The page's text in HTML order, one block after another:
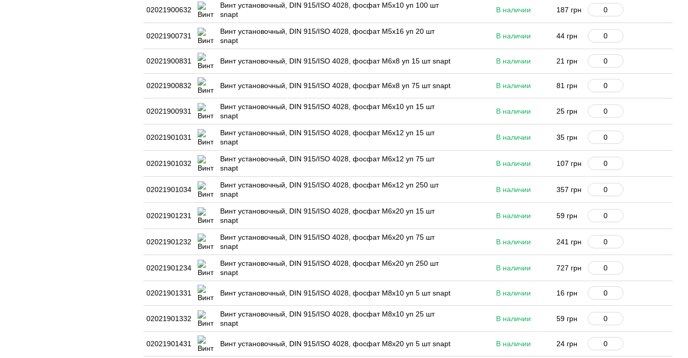
02021900632
Винт установочный, DIN 915/ISO 4028, фосфат M5x10 уп 100 шт
snapt
В наличии 187 грн
02021900731
Винт установочный, DIN 915/ISO 4028, фосфат M5x16 уп 20 шт
snapt
В наличии 44 грн
02021900831 Винт установочный, DIN 915/ISO 4028, фосфат M6x8 уп 15 шт snapt В наличии 21 грн
02021900832 Винт установочный, DIN 915/ISO 4028, фосфат M6x8 уп 75 шт snapt В наличии 81 грн
02021900931
Винт установочный, DIN 915/ISO 4028, фосфат M6x10 уп 15 шт
snapt
В наличии 25 грн
02021901031
Винт установочный, DIN 915/ISO 4028, фосфат M6x12 уп 15 шт
snapt
В наличии 35 грн
02021901032
Винт установочный, DIN 915/ISO 4028, фосфат M6x12 уп 75 шт
snapt
В наличии 107 грн
02021901034
Винт установочный, DIN 915/ISO 4028, фосфат M6x12 уп 250 шт
snapt
В наличии 357 грн
02021901231
Винт установочный, DIN 915/ISO 4028, фосфат M6x20 уп 15 шт
snapt
В наличии 59 грн
02021901232
Винт установочный, DIN 915/ISO 4028, фосфат M6x20 уп 75 шт
snapt
В наличии 241 грн
02021901234
Винт установочный, DIN 915/ISO 4028, фосфат M6x20 уп 250 шт
snapt
В наличии 727 грн
02021901331 Винт установочный, DIN 915/ISO 4028, фосфат M8x10 уп 5 шт snapt В наличии 16 грн
02021901332
Винт установочный, DIN 915/ISO 4028, фосфат M8x10 уп 25 шт
snapt
В наличии 59 грн
02021901431 Винт установочный, DIN 915/ISO 4028, фосфат M8x20 уп 5 шт snapt В наличии 24 грн